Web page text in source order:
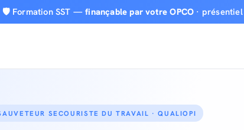
🛡️ Formation SST —finançable par votre OPCO ·
SECOURISTE DU TRAVAIL · QUALIOPI